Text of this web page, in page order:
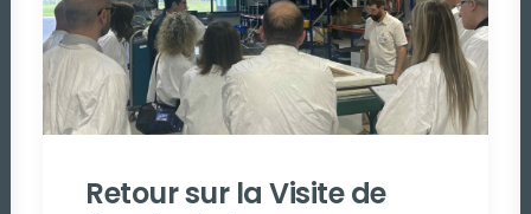
Retour sur la Visite de